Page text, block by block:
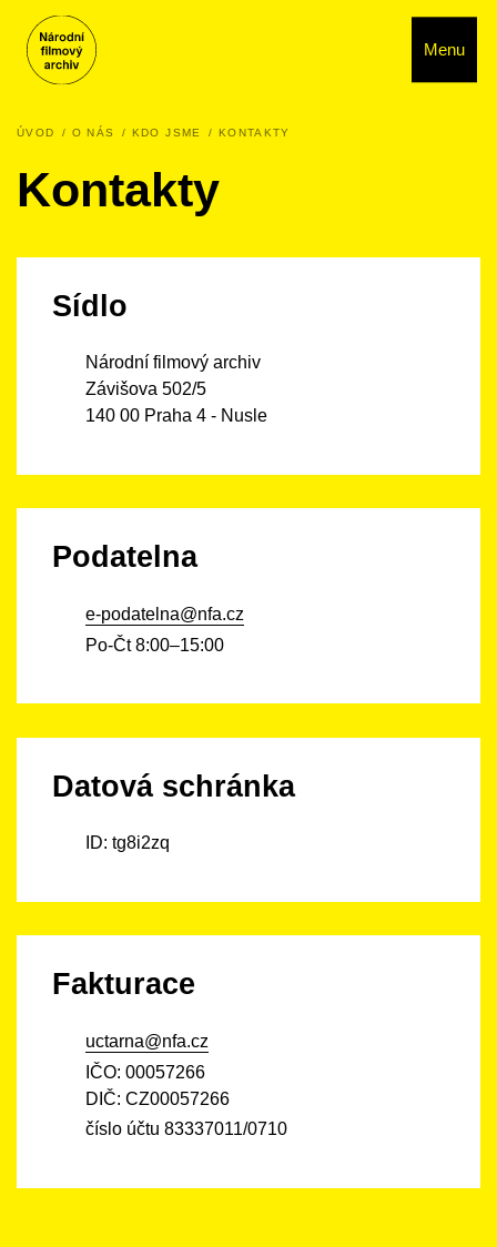
Menu
ÚVOD O NÁS KDO JSME KONTAKTY
Kontakty
Sídlo
Národní filmový archiv
Závišova 502/5
140 00 Praha 4 - Nusle
Podatelna
e-podatelna@nfa.cz
Po-Čt 8:00–15:00
Datová schránka
ID: tg8i2zq
Fakturace
uctarna@nfa.cz
IČO: 00057266
DIČ: CZ00057266
číslo účtu 83337011/0710